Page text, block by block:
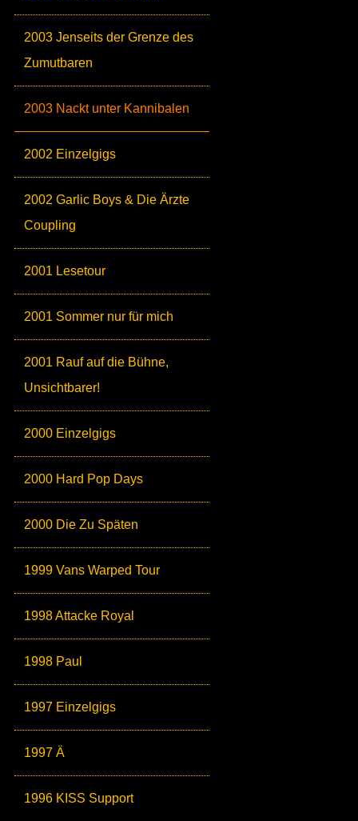
2003 Jenseits der Grenze des
Zumutbaren
2003 Nackt unter Kannibalen
2002 Einzelgigs
2002 Garlic Boys & Die Ärzte
Coupling
2001 Lesetour
2001 Sommer nur für mich
2001 Rauf auf die Bühne,
Unsichtbarer!
2000 Einzelgigs
2000 Hard Pop Days
2000 Die Zu Späten
1999 Vans Warped Tour
1998 Attacke Royal
1998 Paul
1997 Einzelgigs
1997 Ä
1996 KISS Support